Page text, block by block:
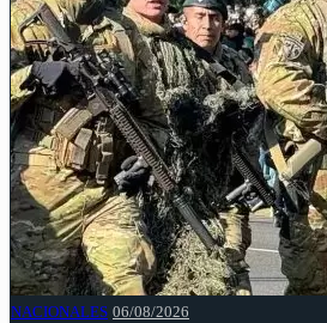
NACIONALES 06/08/2026